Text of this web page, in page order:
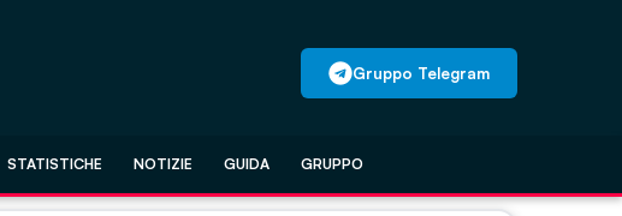
Gruppo Telegram
STATISTICHE NOTIZIE GUIDA GRUPPO